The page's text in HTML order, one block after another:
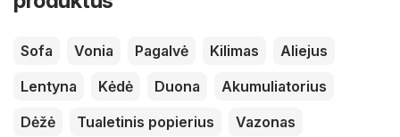
Sofa Vonia Pagalvė Kilimas
Aliejus
Lentyna
Kėdė Duona
Akumuliatorius
Dėžė
Tualetinis popierius
Vazonas